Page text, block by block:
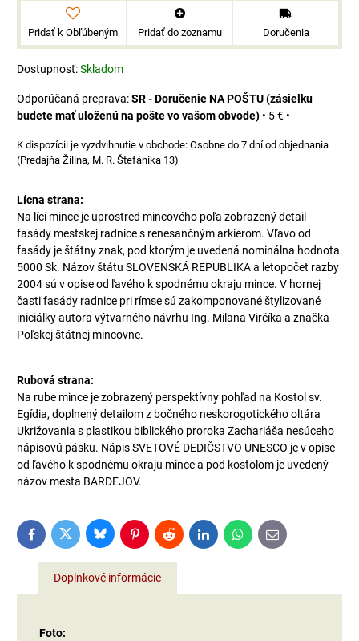
Pridať k Obľúbeným Pridať do zoznamu Doručenia
Dostupnosť:Skladom
SR - Doručenie NA POŠTU (zásielku
budete mať uloženú na pošte vo vašom obvode) • 5 € •
Osobne do 7 dní od objednania
(Predajňa Žilina, M. R. Štefánika 13)
Lícna strana:
Na líci mince je uprostred mincového poľa zobrazený detail
fasády mestskej radnice s renesančným arkierom. Vľavo od
fasády je štátny znak, pod ktorým je uvedená nominálna hodnota
5000 Sk. Názov štátu SLOVENSKÁ REPUBLIKA a letopočet razby
2004 sú v opise od ľavého k spodnému okraju mince. V hornej
časti fasády radnice pri rímse sú zakomponované štylizované
iniciálky autora výtvarného návrhu Ing. Milana Virčíka a značka
Poľskej štátnej mincovne.
Rubová strana:
Na rube mince je zobrazený perspektívny pohľad na Kostol sv.
Egídia, doplnený detailom z bočného neskorogotického oltára
Ukrižovania s plastikou biblického proroka Zachariáša nesúceho
nápisovú pásku. Nápis SVETOVÉ DEDIČSTVO UNESCO je v opise
od ľavého k spodnému okraju mince a pod kostolom je uvedený
názov mesta BARDEJOV.
FacebookTwitter BlueskyPinterestReddit LinkedInWhatsApp
E-
mail
Doplnkové informácie
Foto: